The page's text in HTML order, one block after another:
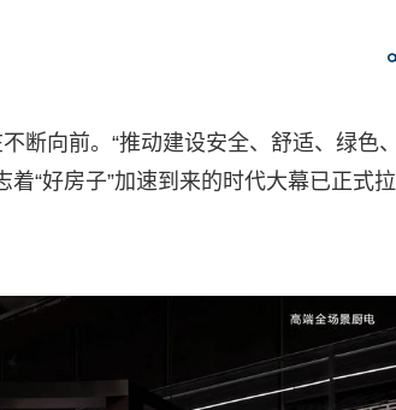
断向前。“推动建设安全、舒适、绿色、
着“好房子”加速到来的时代大幕已正式拉